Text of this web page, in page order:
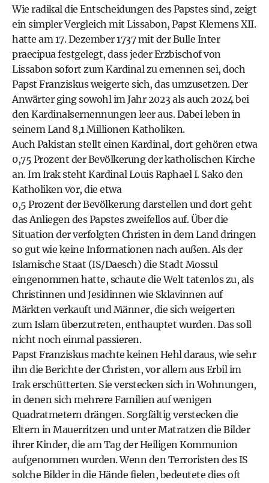
Wie radikal die Entscheidungen des Papstes sind, zeigt
ein simpler Vergleich mit Lissabon, Papst Klemens XII.
hatte am 17. Dezember 1737 mit der Bulle Inter
praecipua festgelegt, dass jeder Erzbischof von
Lissabon sofort zum Kardinal zu ernennen sei, doch
Papst Franziskus weigerte sich, das umzusetzen. Der
Anwärter ging sowohl im Jahr 2023 als auch 2024 bei
den Kardinalsernennungen leer aus. Dabei leben in
seinem Land 8,1 Millionen Katholiken.
Auch Pakistan stellt einen Kardinal, dort gehören etwa
0,75 Prozent der Bevölkerung der katholischen Kirche
an. Im Irak steht Kardinal Louis Raphael I. Sako den
Katholiken vor, die etwa
0,5 Prozent der Bevölkerung darstellen und dort geht
das Anliegen des Papstes zweifellos auf. Über die
Situation der verfolgten Christen in dem Land dringen
so gut wie keine Informationen nach außen. Als der
Islamische Staat (IS/Daesch) die Stadt Mossul
eingenommen hatte, schaute die Welt tatenlos zu, als
Christinnen und Jesidinnen wie Sklavinnen auf
Märkten verkauft und Männer, die sich weigerten
zum Islam überzutreten, enthauptet wurden. Das soll
nicht noch einmal passieren.
Papst Franziskus machte keinen Hehl daraus, wie sehr
ihn die Berichte der Christen, vor allem aus Erbil im
Irak erschütterten. Sie verstecken sich in Wohnungen,
in denen sich mehrere Familien auf wenigen
Quadratmetern drängen. Sorgfältig verstecken die
Eltern in Mauerritzen und unter Matratzen die Bilder
ihrer Kinder, die am Tag der Heiligen Kommunion
aufgenommen wurden. Wenn den Terroristen des IS
solche Bilder in die Hände fielen, bedeutete dies oft